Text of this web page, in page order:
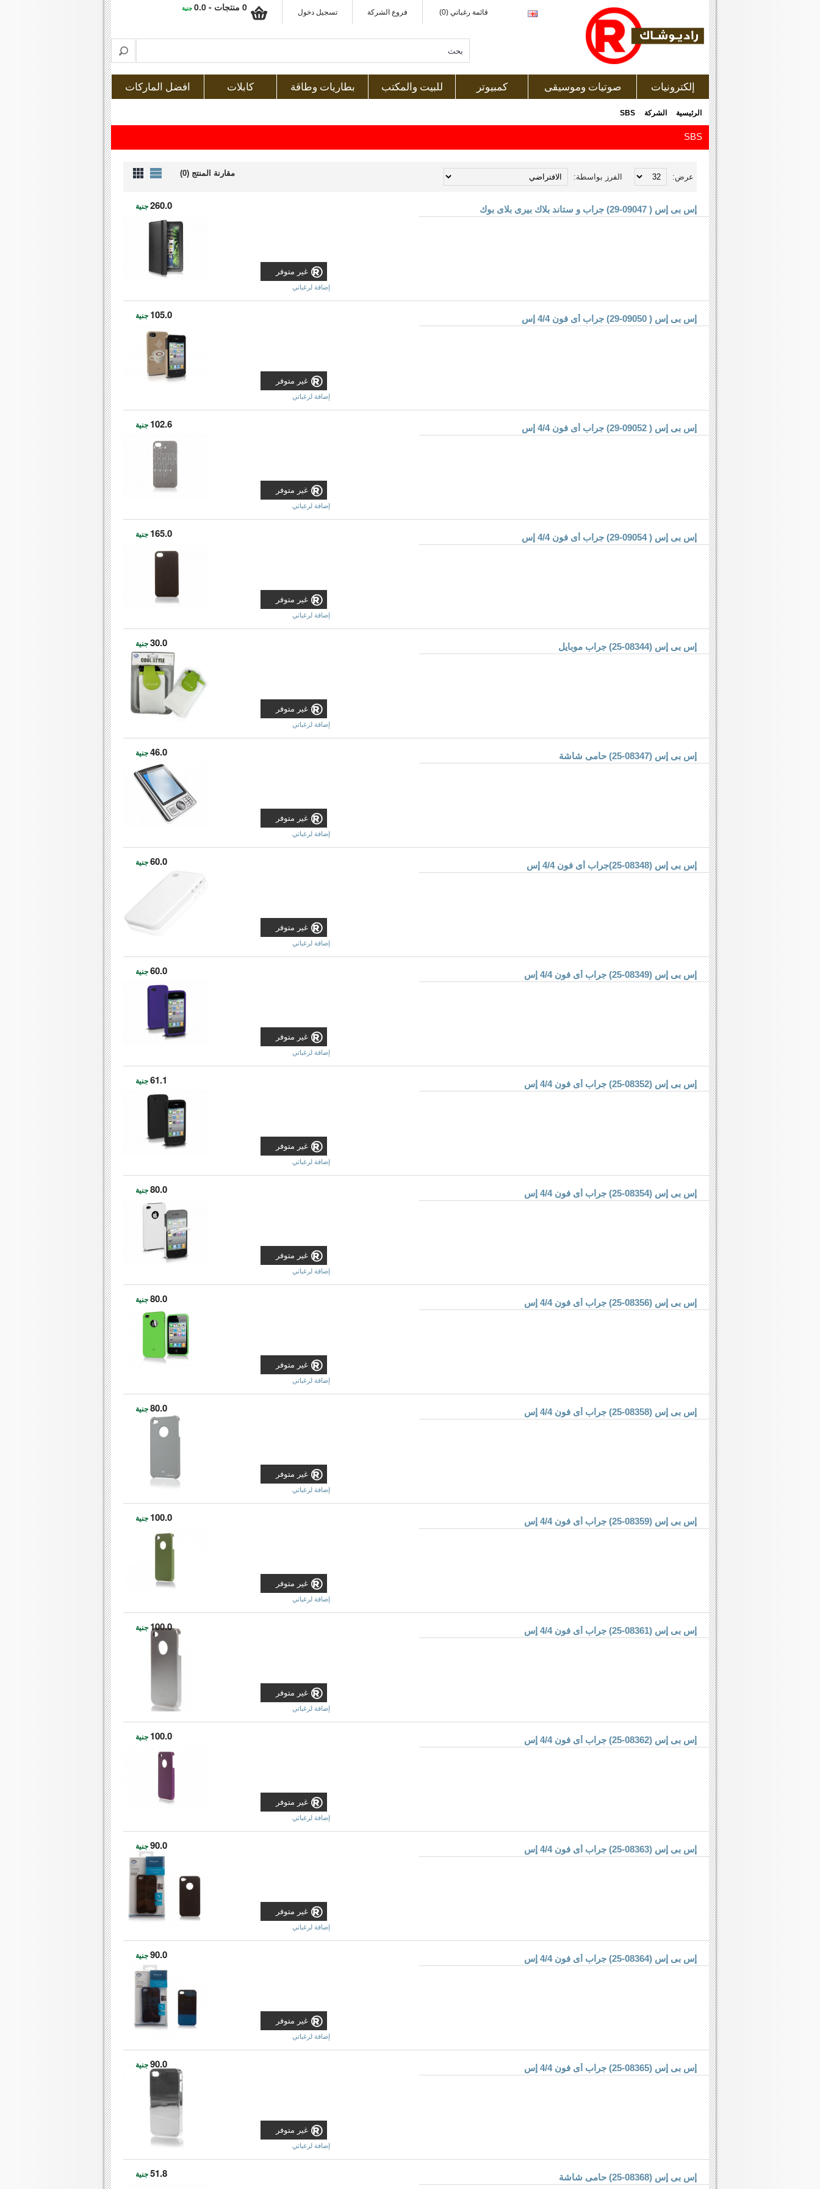
قائمة رغباتي (0) فروع الشركة تسجيل دخول 0 منتجات - 0.0 جنية
إلكترونيات صوتيات وموسيقى كمبيوتر للبيت والمكتب بطاريات وطاقة كابلات افضل الماركات
الرئيسية الشركة SBS
SBS
عرض: الفرز بواسطة: مقارنة المنتج (0)
غير متوفر
إضافة لرغباتي
260.0جنية إس بى إس ( 09047-29) جراب و ستاند بلاك بيرى بلاى بوك
غير متوفر
إضافة لرغباتي
105.0 جنية إس بى إس ( 09050-29) جراب أى فون 4/4 إس
غير متوفر
إضافة لرغباتي
102.6 جنية إس بى إس ( 09052-29) جراب أى فون 4/4 إس
غير متوفر
إضافة لرغباتي
165.0 جنية إس بى إس ( 09054-29) جراب أى فون 4/4 إس
غير متوفر
إضافة لرغباتي
30.0جنية إس بى إس (08344-25) جراب موبايل
غير متوفر
إضافة لرغباتي
46.0جنية إس بى إس (08347-25) حامى شاشة
غير متوفر
إضافة لرغباتي
60.0جنية إس بى إس (08348-25)جراب أى فون 4/4 إس
غير متوفر
إضافة لرغباتي
60.0جنية إس بى إس (08349-25) جراب أى فون 4/4 إس
غير متوفر
إضافة لرغباتي
61.1جنية إس بى إس (08352-25) جراب أى فون 4/4 إس
غير متوفر
إضافة لرغباتي
80.0جنية إس بى إس (08354-25) جراب أى فون 4/4 إس
غير متوفر
إضافة لرغباتي
80.0جنية إس بى إس (08356-25) جراب أى فون 4/4 إس
غير متوفر
إضافة لرغباتي
80.0جنية إس بى إس (08358-25) جراب أى فون 4/4 إس
غير متوفر
إضافة لرغباتي
100.0 جنية إس بى إس (08359-25) جراب أى فون 4/4 إس
غير متوفر
إضافة لرغباتي
100.0 جنية إس بى إس (08361-25) جراب أى فون 4/4 إس
غير متوفر
إضافة لرغباتي
100.0 جنية إس بى إس (08362-25) جراب أى فون 4/4 إس
غير متوفر
إضافة لرغباتي
90.0جنية إس بى إس (08363-25) جراب أى فون 4/4 إس
غير متوفر
إضافة لرغباتي
90.0جنية إس بى إس (08364-25) جراب أى فون 4/4 إس
غير متوفر
إضافة لرغباتي
90.0جنية إس بى إس (08365-25) جراب أى فون 4/4 إس
51.8جنية إس بى إس (08368-25) حامى شاشة